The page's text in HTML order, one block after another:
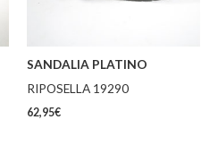
SANDALIA PLATINO
RIPOSELLA 19290
62,95€